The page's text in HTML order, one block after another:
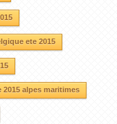
ete 2015
2015 alpes maritimes